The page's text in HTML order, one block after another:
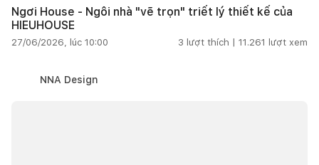
Ngơi House - Ngôi nhà "vẽ trọn" triết lý thiết kế của
HIEUHOUSE
27/06/2026, lúc 10:00 3 lượt thích | 11.261 lượt xem
NNA Design